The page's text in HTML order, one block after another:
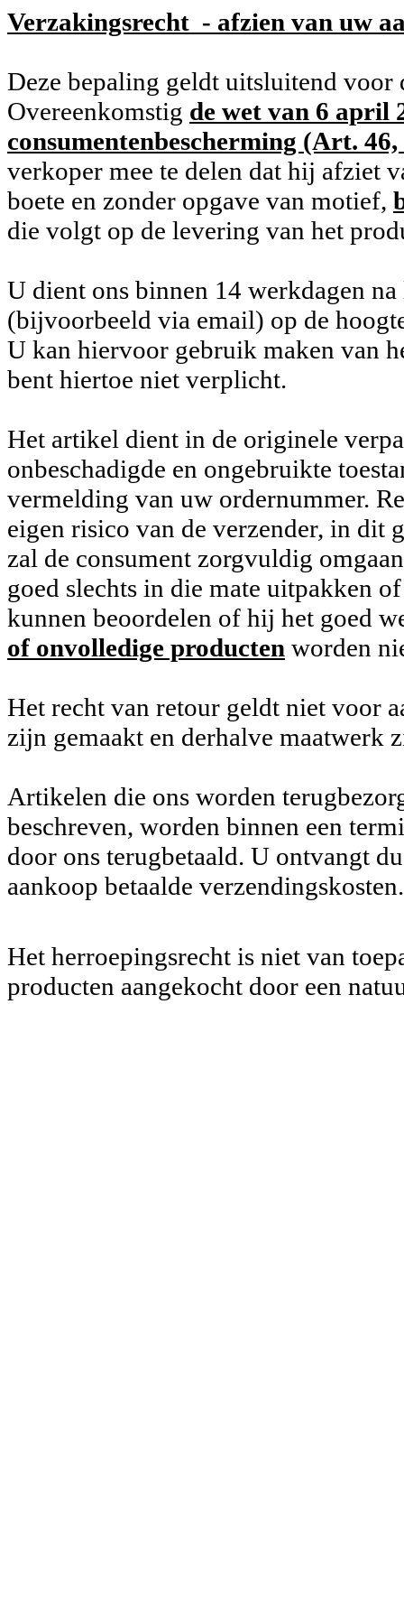
Verzakingsrecht - afzien van uw
Deze bepaling geldt uitsluitend voor
Overeenkomstig de wet van 6 april
consumentenbescherming (Art. 46,
verkoper mee te delen dat hij afziet
boete en zonder opgave van motief,
die volgt op de levering van het
U dient ons binnen 14 werkdagen
(bijvoorbeeld via email) op de
U kan hiervoor gebruik maken van
bent hiertoe niet verplicht.
Het artikel dient in de originele
onbeschadigde en ongebruikte
vermelding van uw ordernummer.
eigen risico van de verzender, in dit
zal de consument zorgvuldig
goed slechts in die mate uitpakken
kunnen beoordelen of hij het goed
of onvolledige producten worden
Het recht van retour geldt niet voor
zijn gemaakt en derhalve
Artikelen die ons worden
beschreven, worden binnen een
door ons terugbetaald. U ontvangt
aankoop betaalde
Het herroepingsrecht is niet van
producten aangekocht door een